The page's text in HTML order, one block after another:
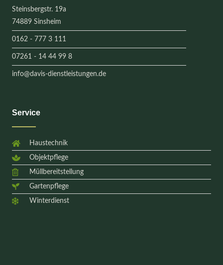
Steinsbergstr. 19a
74889 Sinsheim
0162 - 777 3 111
07261 - 14 44 99 8
info@davis-dienstleistungen.de
Service
Haustechnik
Objektpflege
Müllbereitstellung
Gartenpflege
Winterdienst